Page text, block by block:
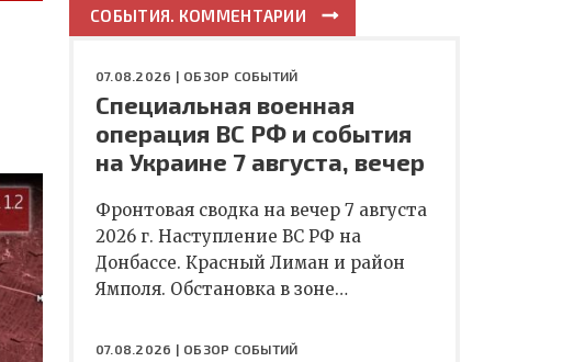
СОБЫТИЯ. КОММЕНТАРИИ
07.08.2026 | ОБЗОР СОБЫТИЙ
Специальная военная
операция ВС РФ и события
на Украине 7 августа, вечер
Фронтовая сводка на вечер 7 августа
2026 г. Наступление ВС РФ на
Донбассе. Красный Лиман и район
Ямполя. Обстановка в зоне…
07.08.2026 | ОБЗОР СОБЫТИЙ